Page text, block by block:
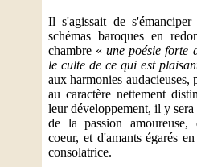
Il s'agissait de
schémas baroques en
chambre «une poésie forte
le culte de ce qui est
aux harmonies audacieuses,
au caractère nettement
leur développement, il y sera
de la passion amoureuse,
coeur, et d'amants égarés
consolatrice.